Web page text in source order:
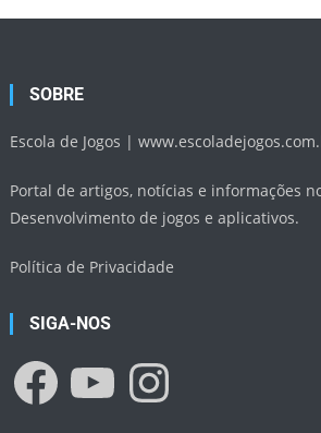
SOBRE
Escola de Jogos |
Portal de artigos, notícias e informações
Desenvolvimento de jogos e aplicativos.
Política de Privacidade
SIGA-NOS